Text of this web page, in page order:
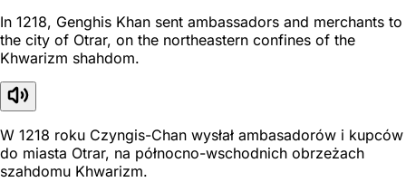
In 1218, Genghis Khan sent ambassadors and merchants to
the city of Otrar, on the northeastern confines of the
Khwarizm shahdom.
W 1218 roku Czyngis-Chan wysłał ambasadorów i kupców
do miasta Otrar, na północno-wschodnich obrzeżach
szahdomu Khwarizm.